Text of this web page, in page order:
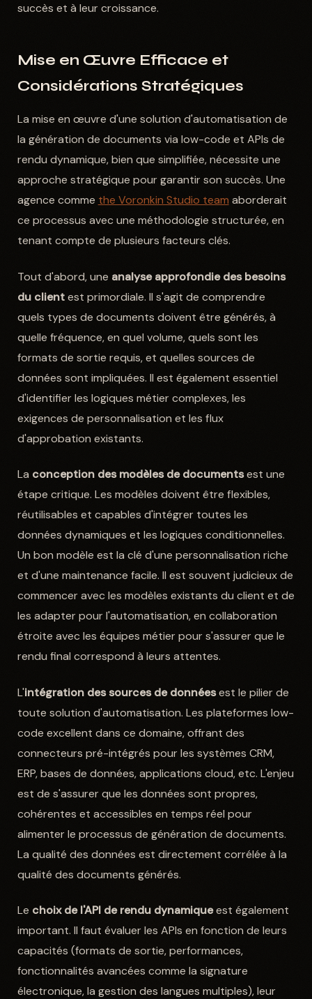
succès et à leur croissance.
Mise en Œuvre Efficace et
Considérations Stratégiques
La mise en œuvre d'une solution d'automatisation de
la génération de documents via low-code et APIs de
rendu dynamique, bien que simplifiée, nécessite une
approche stratégique pour garantir son succès. Une
agence comme the Voronkin Studio team aborderait
ce processus avec une méthodologie structurée, en
tenant compte de plusieurs facteurs clés.
Tout d'abord, une analyse approfondie des besoins
du clientest primordiale. Il s'agit de comprendre
quels types de documents doivent être générés, à
quelle fréquence, en quel volume, quels sont les
formats de sortie requis, et quelles sources de
données sont impliquées. Il est également essentiel
d'identifier les logiques métier complexes, les
exigences de personnalisation et les flux
d'approbation existants.
La conception des modèles de documentsest une
étape critique. Les modèles doivent être flexibles,
réutilisables et capables d'intégrer toutes les
données dynamiques et les logiques conditionnelles.
Un bon modèle est la clé d'une personnalisation riche
et d'une maintenance facile. Il est souvent judicieux de
commencer avec les modèles existants du client et de
les adapter pour l'automatisation, en collaboration
étroite avec les équipes métier pour s'assurer que le
rendu final correspond à leurs attentes.
L'intégration des sources de donnéesest le pilier de
toute solution d'automatisation. Les plateformes low-
code excellent dans ce domaine, offrant des
connecteurs pré-intégrés pour les systèmes CRM,
ERP, bases de données, applications cloud, etc. L'enjeu
est de s'assurer que les données sont propres,
cohérentes et accessibles en temps réel pour
alimenter le processus de génération de documents.
La qualité des données est directement corrélée à la
qualité des documents générés.
Le choix de l'API de rendu dynamiqueest également
important. Il faut évaluer les APIs en fonction de leurs
capacités (formats de sortie, performances,
fonctionnalités avancées comme la signature
électronique, la gestion des langues multiples), leur